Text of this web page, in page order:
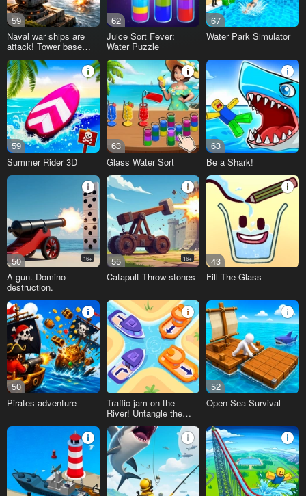
59
Naval war ships are
attack! Tower base
defense
62
Juice Sort Fever:
Water Puzzle
67
Water Park Simulator
59
Summer Rider 3D
63
Glass Water Sort
63
Be a Shark!
50 16+
A gun. Domino
destruction.
55 16+
Catapult Throw stones
43
Fill The Glass
50
Pirates adventure
Traffic jam on the
River! Untangle the
52
Open Sea Survival